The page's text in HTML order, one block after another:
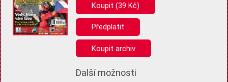
Pro základní fungování webu nepotřebujeme ukládat žádné informace
(tzv. cookies apod.). Rádi bychom vás ale požádali o souhlas s
uložením volitelných informací:
Anonymní unikátní ID
Díky němu příště poznáme, že se jedná o stejné zařízení, a
Identifikátor je zcela anonymní.
Koupit (39 Kč)
Předplatit
Koupit archiv
Další možnosti